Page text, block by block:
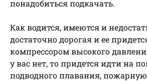
понадобиться подкачать.
Как водится, имеются и
достаточно дорогая и ее
компрессором высокого
у вас нет, то придется идти на
подводного плавания,